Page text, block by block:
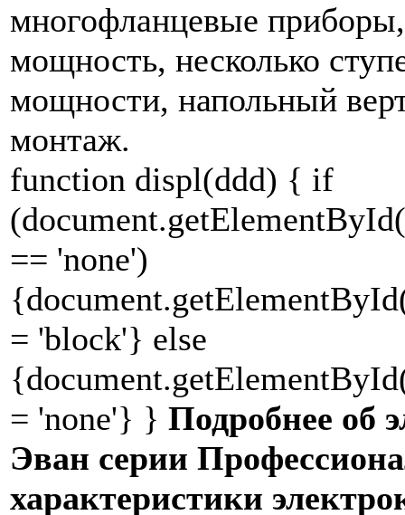
многофланцевые приборы,
мощность, несколько
мощности, напольный
монтаж.
function displ(ddd) { if
== 'none')
= 'block'} else
= 'none'} } Подробнее об
Эван серии
характеристики